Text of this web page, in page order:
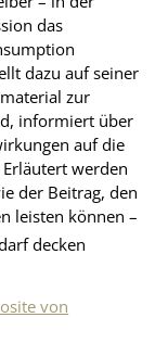
das
dazu auf seiner
zur
informiert über
auf die
werden
der Beitrag, den
leisten können –
decken
von